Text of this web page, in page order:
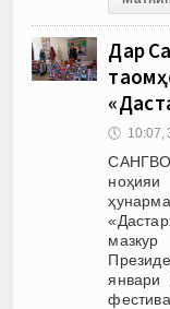
Дар
🕔 10:07,
январи